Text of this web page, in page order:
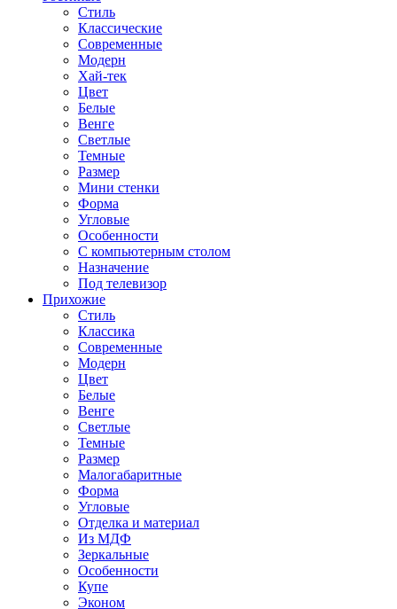
Стиль
Классические
Современные
Модерн
Хай-тек
Цвет
Белые
Венге
Светлые
Темные
Размер
Мини стенки
Форма
Угловые
Особенности
С компьютерным столом
Назначение
Под телевизор
Прихожие
Стиль
Классика
Современные
Модерн
Цвет
Белые
Венге
Светлые
Темные
Размер
Малогабаритные
Форма
Угловые
Отделка и материал
Из МДФ
Зеркальные
Особенности
Купе
Эконом